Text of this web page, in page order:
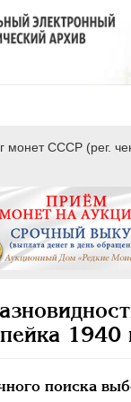
монет СССР (рег.
1940
поиска